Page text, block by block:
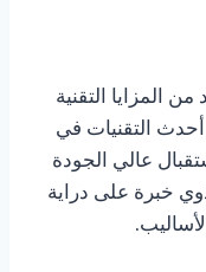
المزايا التقنية
التقنيات في
عالي الجودة
خبرة على دراية